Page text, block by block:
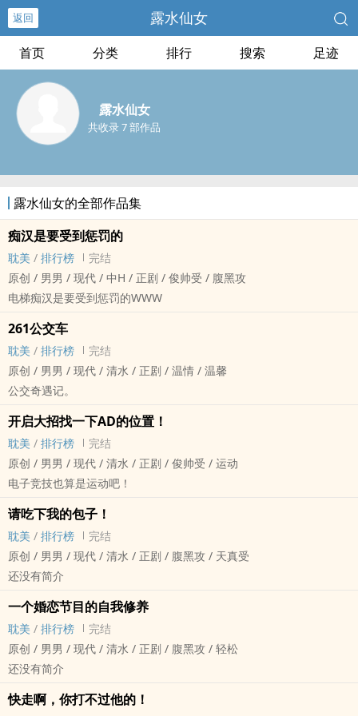
返回 露水仙女
首页 分类 排行 搜索 足迹
露水仙女
共收录 7 部作品
露水仙女的全部作品集
痴汉是要受到惩罚的
‎‌耽‍美‌‌ / 排行榜
完结
原创 / ‎‌‎男‌‍‎男‌ / 现代 / 中H / 正剧 / 俊帅受 / ‍‎腹‍黑‌‍‎攻
电梯痴汉是要受到惩罚的WWW
261公交车
‎‌耽‍美‌‌ / 排行榜
完结
原创 / ‎‌‎男‌‍‎男‌ / 现代 / 清水 / 正剧 / 温情 / 温馨
公交奇遇记。
开启大招找一下AD的位置！
‎‌耽‍美‌‌ / 排行榜
完结
原创 / ‎‌‎男‌‍‎男‌ / 现代 / 清水 / 正剧 / 俊帅受 / 运动
电子竞技也算是运动吧！
请吃下我的包子！
‎‌耽‍美‌‌ / 排行榜
完结
原创 / ‎‌‎男‌‍‎男‌ / 现代 / 清水 / 正剧 / ‍‎腹‍黑‌‍‎攻 / 天真受
还没有简介
一个婚恋节目的自我修养
‎‌耽‍美‌‌ / 排行榜
完结
原创 / ‎‌‎男‌‍‎男‌ / 现代 / 清水 / 正剧 / ‍‎腹‍黑‌‍‎攻 / 轻松
还没有简介
快走啊，你打不过他的！